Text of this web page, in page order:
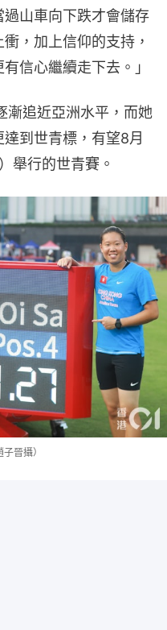
山車向下跌才會儲存
，加上信仰的支持，
信心繼續走下去。」
漸追近亞洲水平，而她
到世青標，有望8月
舉行的世青賽。
晉攝）